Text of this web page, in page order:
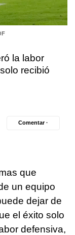
la labor
recibió
Comentar ·
que
un equipo
dejar de
el éxito solo
defensiva,